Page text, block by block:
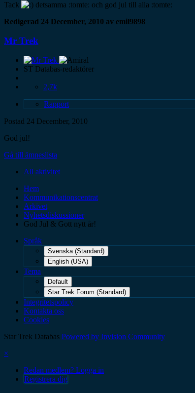
Tack
detsamma :tomte: och god jul till alla :tomte:
Redigerad 24 December, 2010 av emil9898
Mr Trek
ST Databas-redaktörer
2,7k
Rapport
Postad 24 December, 2010
God jul!
Gå till ämneslista
All aktivitet
Hem
Kommunikationscentrat
Arkivet
Nyhetsdiskussioner
God Jul & Gott nytt år!
Språk
Svenska (Standard)
English (USA)
Tema
Default
Star Trek Forum (Standard)
Integritetspolicy
Kontakta oss
Cookies
Star Trek Databas Powered by Invision Community
×
Redan medlem? Logga in
Registrera dig